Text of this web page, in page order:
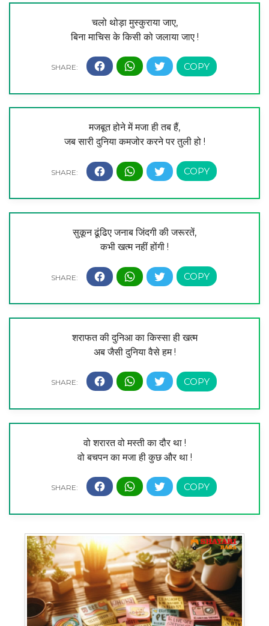
चलो थोड़ा मुस्कुराया जाए,
बिना माचिस के किसी को जलाया जाए !
मजबूत होने में मजा ही तब हैं,
जब सारी दुनिया कमजोर करने पर तुली हो !
सुकून ढूंढिए जनाब जिंदगी की जरूरतें,
कभी खत्म नहीं होंगी !
शराफत की दुनिआ का किस्सा ही खत्म
अब जैसी दुनिया वैसे हम !
वो शरारत वो मस्ती का दौर था !
वो बचपन का मजा ही कुछ और था !